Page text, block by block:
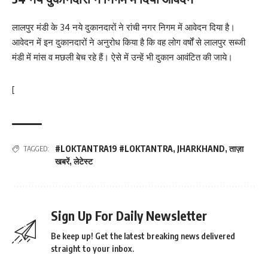
लालपुर मंडी के 34 नये दुकानदारों ने रांची नगर निगम में आवेदन दिया है।
आवेदन में इन दुकानदारों ने अनुरोध किया है कि वह लोग वर्षों से लालपुर सब्जी
मंडी में मांस व मछली बेच रहे हैं। ऐसे में उन्हें भी दुकान आवंटित की जाये।
[
TAGGED: #LOKTANTRA19 #LOKTANTRA, JHARKHAND,ताज़ा
खबरें,लेटेस्ट
Sign Up For Daily Newsletter
Be keep up! Get the latest breaking news delivered
straight to your inbox.